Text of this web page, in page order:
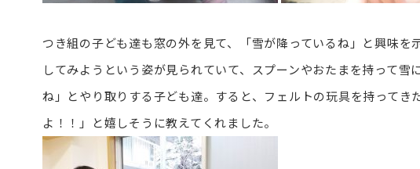
つき組の子ども達も窓の外を見て、「雪が降っているね」と興味
してみようという姿が見られていて、スプーンやおたまを持って
ね」とやり取りする子ども達。すると、フェルトの玩具を持って
よ！！」と嬉しそうに教えてくれました。